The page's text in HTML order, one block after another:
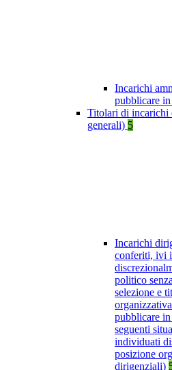
Incarichi
pubblicare
Titolari di incarichi
generali) 5
Incarichi
conferiti, ivi
politico
selezione e
pubblicare
seguenti
individuati
posizione
dirigenziali)